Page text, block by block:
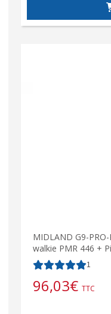
MIDLAND G9-
walkie PMR 446 +
1
96,03€ TTC